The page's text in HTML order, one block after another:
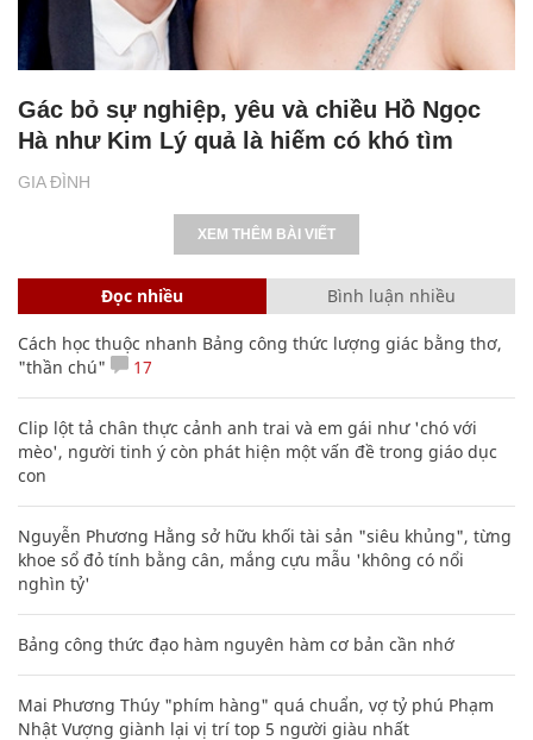
GIA ĐÌNH
Gác bỏ sự nghiệp, yêu và chiều Hồ Ngọc
Hà như Kim Lý quả là hiếm có khó tìm
XEM THÊM BÀI VIẾT
Đọc nhiều Bình luận nhiều
Cách học thuộc nhanh Bảng công thức lượng giác bằng thơ,
"thần chú"
17
Clip lột tả chân thực cảnh anh trai và em gái như 'chó với
mèo', người tinh ý còn phát hiện một vấn đề trong giáo dục
con
Nguyễn Phương Hằng sở hữu khối tài sản "siêu khủng", từng
khoe sổ đỏ tính bằng cân, mắng cựu mẫu 'không có nổi
nghìn tỷ'
Bảng công thức đạo hàm nguyên hàm cơ bản cần nhớ
Mai Phương Thúy "phím hàng" quá chuẩn, vợ tỷ phú Phạm
Nhật Vượng giành lại vị trí top 5 người giàu nhất